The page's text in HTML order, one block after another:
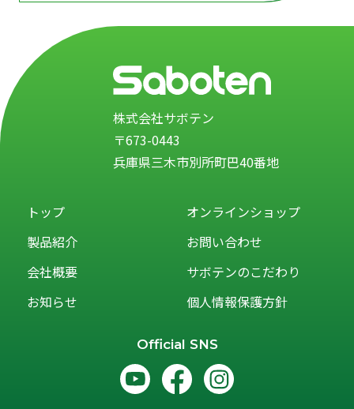
株式会社サボテン
〒673-0443
兵庫県三木市別所町巴40番地
トップ
製品紹介
会社概要
お知らせ
オンラインショップ
お問い合わせ
サボテンのこだわり
個人情報保護方針
Official SNS